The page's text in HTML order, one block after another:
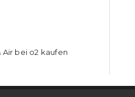
Air bei o2 kaufen